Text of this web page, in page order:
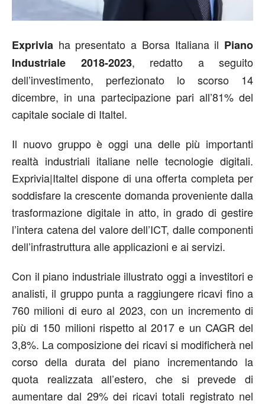
Exprivia ha presentato a Borsa Italiana il Piano
Industriale 2018-2023, redatto a seguito
dell’investimento, perfezionato lo scorso 14
dicembre, in una partecipazione pari all’81% del
capitale sociale di Italtel.
Il nuovo gruppo è oggi una delle più importanti
realtà industriali italiane nelle tecnologie digitali.
Exprivia|Italtel dispone di una offerta completa per
soddisfare la crescente domanda proveniente dalla
trasformazione digitale in atto, in grado di gestire
l’intera catena del valore dell’ICT, dalle componenti
dell’infrastruttura alle applicazioni e ai servizi.
Con il piano industriale illustrato oggi a investitori e
analisti, il gruppo punta a raggiungere ricavi fino a
760 milioni di euro al 2023, con un incremento di
più di 150 milioni rispetto al 2017 e un CAGR del
3,8%. La composizione dei ricavi si modificherà nel
corso della durata del piano incrementando la
quota realizzata all’estero, che si prevede di
aumentare dal 29% dei ricavi totali registrato nel